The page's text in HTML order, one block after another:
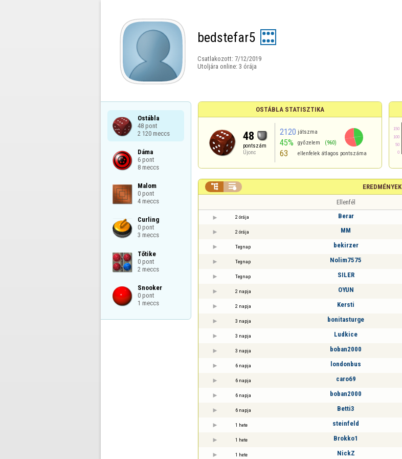
bedstefar5
Csatlakozott: 7/12/2019
Utoljára online: 3 órája
Ostábla
48 pont
2 120 meccs
Dáma
6 pont
8 meccs
Malom
0 pont
4 meccs
Curling
0 pont
3 meccs
Tőtike
0 pont
2 meccs
Snooker
0 pont
1 meccs
OSTÁBLA STATISZTIKA
48
pontszám
Újonc
2120 játszma
45% győzelem (960)
63 ellenfelek átlagos pontszáma
EREDMÉNYEK
 
Ellenfél
2 órája Berar
2 órája MM
Tegnap bekirzer
Tegnap Nolim7575
Tegnap SILER
2 napja OYUN
2 napja Kersti
3 napja bonitasturge
3 napja Ludkice
3 napja boban2000
6 napja londonbus
6 napja caro69
6 napja boban2000
6 napja Betti3
1 hete steinfeld
1 hete Brokko1
1 hete NickZ